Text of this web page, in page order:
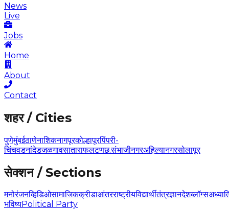
News
Live
Jobs
Home
About
Contact
शहर / Cities
पुणेमुंबईठाणेनाशिकनागपूरकोल्हापूरपिंपरी-
चिंचवडनांदेडजळगावसाताराफलटणछ.संभाजीनगरअहिल्यानगरसोलापूर
सेक्शन / Sections
मनोरंजनव्हिडिओसामाजिकक्रीडाआंतरराष्ट्रीयविद्यार्थीतंत्रज्ञानदेशब्लॉग्स
भविष्यPolitical Party